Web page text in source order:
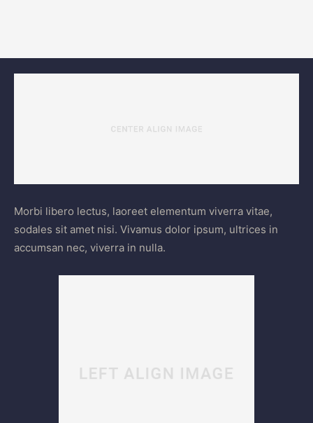
Morbi libero lectus, laoreet elementum viverra vitae,
sodales sit amet nisi. Vivamus dolor ipsum, ultrices in
accumsan nec, viverra in nulla.